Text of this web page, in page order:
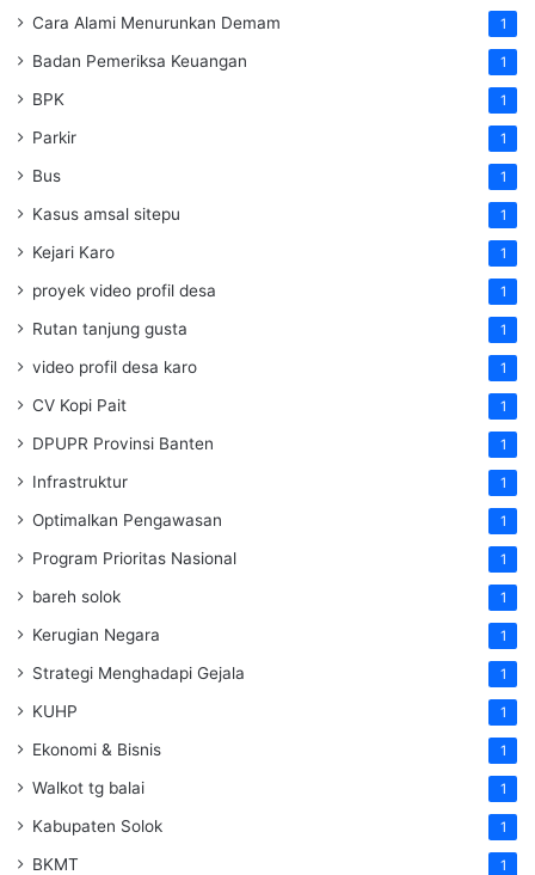
Cara Alami Menurunkan Demam 1
Badan Pemeriksa Keuangan 1
BPK 1
Parkir 1
Bus 1
Kasus amsal sitepu 1
Kejari Karo 1
proyek video profil desa 1
Rutan tanjung gusta 1
video profil desa karo 1
CV Kopi Pait 1
DPUPR Provinsi Banten 1
Infrastruktur 1
Optimalkan Pengawasan 1
Program Prioritas Nasional 1
bareh solok 1
Kerugian Negara 1
Strategi Menghadapi Gejala 1
KUHP 1
Ekonomi & Bisnis 1
Walkot tg balai 1
Kabupaten Solok 1
BKMT 1